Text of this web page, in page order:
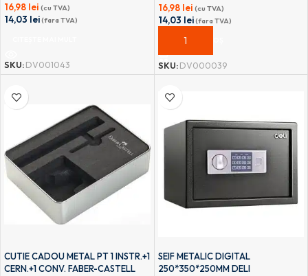
16,98 lei (cu TVA)
14,03 lei(fara TVA)
SKU:DV001043
16,98 lei (cu TVA)
14,03 lei(fara TVA)
ADAUGĂ ÎN COȘ
SKU:DV000039
CUTIE CADOU METAL PT 1 INSTR.+1
CERN.+1 CONV. FABER-CASTELL
SEIF METALIC DIGITAL
250*350*250MM DELI